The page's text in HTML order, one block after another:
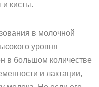
кисты.
в молочной
уровня
в большом количестве
и лактации,